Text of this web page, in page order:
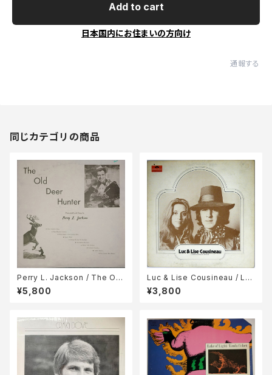
Add to cart
日本国内にお住まいの方向け
通報する
同じカテゴリの商品
Perry L. Jackson / The Old
Deer Hunter
¥5,800
Luc & Lise Cousineau / Lai
sse Un Temps A L'amour
¥3,800